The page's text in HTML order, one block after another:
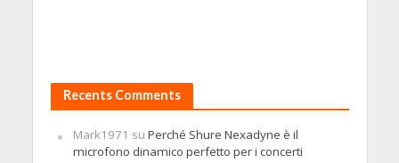
Recents Comments
Mark1971 su Perché Shure Nexadyne è il
microfono dinamico perfetto per i concerti